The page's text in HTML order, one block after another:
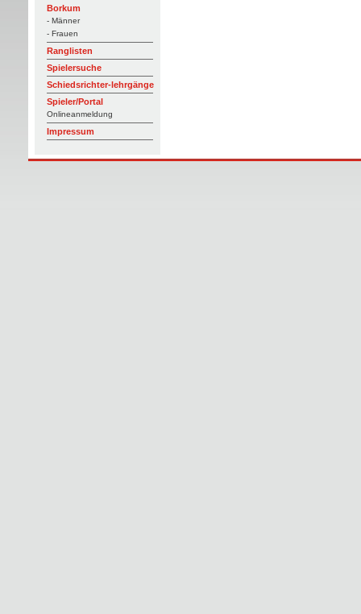
Borkum
- Männer
- Frauen
Ranglisten
Spielersuche
Schiedsrichter-lehrgänge
Spieler/Portal
Onlineanmeldung
Impressum